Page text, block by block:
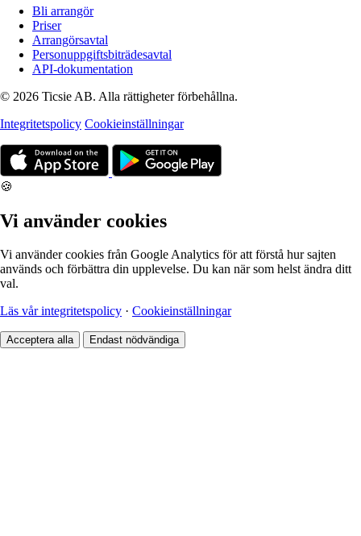
Bli arrangör
Priser
Arrangörsavtal
Personuppgiftsbiträdesavtal
API-dokumentation
© 2026 Ticsie AB. Alla rättigheter förbehållna.
Integritetspolicy Cookieinställningar
🍪
Vi använder cookies
Vi använder cookies från Google Analytics för att förstå hur sajten
används och förbättra din upplevelse. Du kan när som helst ändra ditt
val.
Läs vår integritetspolicy · Cookieinställningar
Acceptera alla Endast nödvändiga